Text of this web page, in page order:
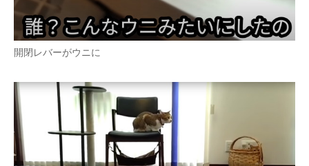
開閉レバーがウニに